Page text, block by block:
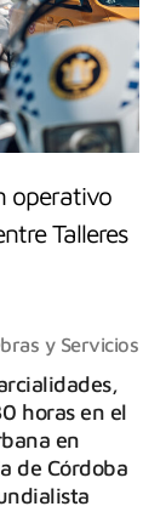
operativo
Talleres
y Servicios
horas en el
en
de Córdoba